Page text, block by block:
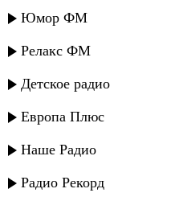
Юмор ФМ
Релакс ФМ
Детское радио
Европа Плюс
Наше Радио
Радио Рекорд
Абдула
Руслан Яриков и
моя
Сефьяханум